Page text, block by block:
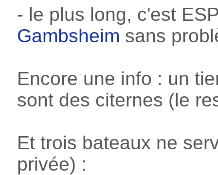
- le plus long, c'est
Gambsheim sans
Encore une info : un
sont des citernes (le
Et trois bateaux ne
privée) :